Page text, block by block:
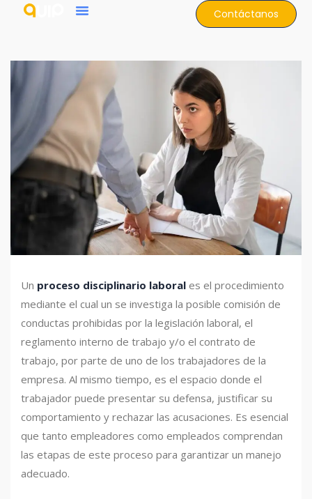
Contáctanos
Un proceso disciplinario laboral es el procedimiento
mediante el cual un se investiga la posible comisión de
conductas prohibidas por la legislación laboral, el
reglamento interno de trabajo y/o el contrato de
trabajo, por parte de uno de los trabajadores de la
empresa. Al mismo tiempo, es el espacio donde el
trabajador puede presentar su defensa, justificar su
comportamiento y rechazar las acusaciones. Es esencial
que tanto empleadores como empleados comprendan
las etapas de este proceso para garantizar un manejo
adecuado.